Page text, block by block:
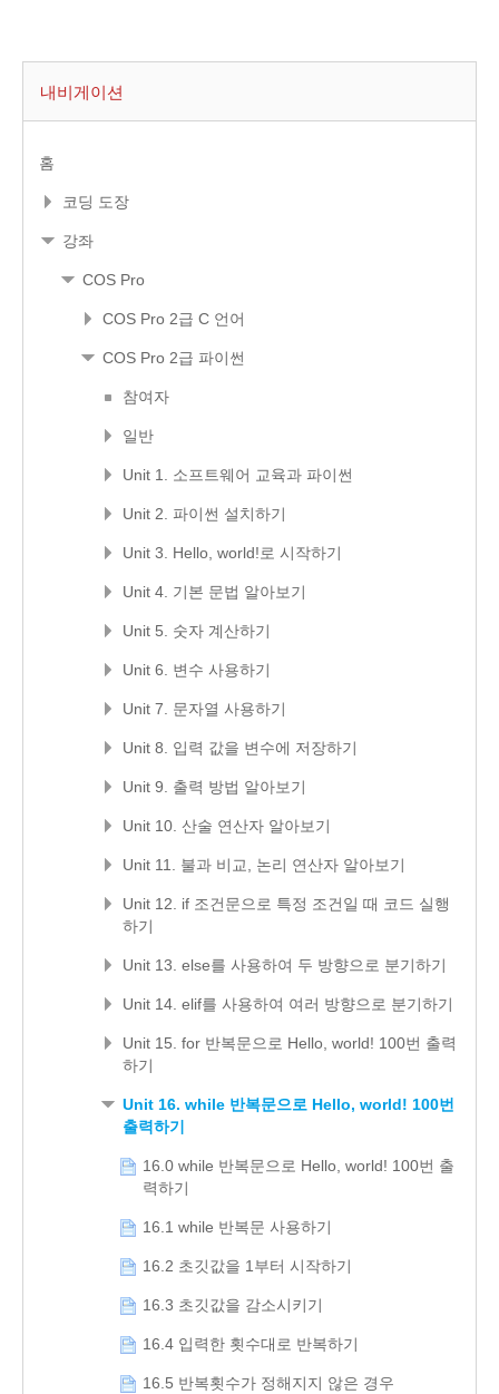
내비게이션
홈
코딩 도장
강좌
COS Pro
COS Pro 2급 C 언어
COS Pro 2급 파이썬
참여자
일반
Unit 1. 소프트웨어 교육과 파이썬
Unit 2. 파이썬 설치하기
Unit 3. Hello, world!로 시작하기
Unit 4. 기본 문법 알아보기
Unit 5. 숫자 계산하기
Unit 6. 변수 사용하기
Unit 7. 문자열 사용하기
Unit 8. 입력 값을 변수에 저장하기
Unit 9. 출력 방법 알아보기
Unit 10. 산술 연산자 알아보기
Unit 11. 불과 비교, 논리 연산자 알아보기
Unit 12. if 조건문으로 특정 조건일 때 코드 실행
하기
Unit 13. else를 사용하여 두 방향으로 분기하기
Unit 14. elif를 사용하여 여러 방향으로 분기하기
Unit 15. for 반복문으로 Hello, world! 100번 출력
하기
Unit 16. while 반복문으로 Hello, world! 100번
출력하기
16.0 while 반복문으로 Hello, world! 100번 출
력하기
16.1 while 반복문 사용하기
16.2 초깃값을 1부터 시작하기
16.3 초깃값을 감소시키기
16.4 입력한 횟수대로 반복하기
16.5 반복횟수가 정해지지 않은 경우